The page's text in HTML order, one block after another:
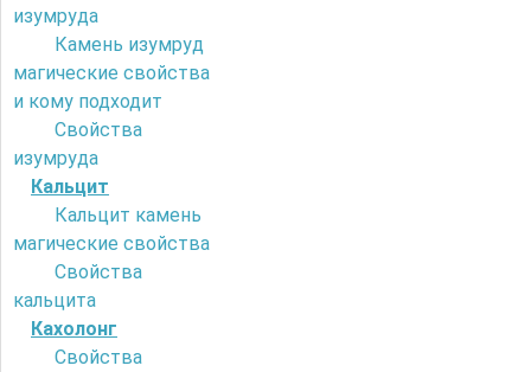
изумруда
Камень изумруд
магические свойства
и кому подходит
Свойства
изумруда
Кальцит
Кальцит камень
магические свойства
Свойства
кальцита
Кахолонг
Свойства